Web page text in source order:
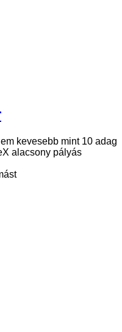
kevesebb mint 10 adag
alacsony pályás